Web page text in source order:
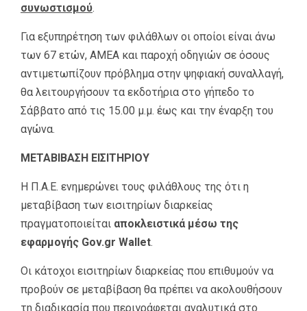
συνωστισμού.
Για εξυπηρέτηση των φιλάθλων οι οποίοι είναι άνω
των 67 ετών, ΑΜΕΑ και παροχή οδηγιών σε όσους
αντιμετωπίζουν πρόβλημα στην ψηφιακή συναλλαγή,
θα λειτουργήσουν τα εκδοτήρια στο γήπεδο το
Σάββατο από τις 15.00 μ.μ. έως και την έναρξη του
αγώνα.
ΜΕΤΑΒΙΒΑΣΗ ΕΙΣΙΤΗΡΙΟΥ
Η Π.Α.Ε. ενημερώνει τους φιλάθλους της ότι η
μεταβίβαση των εισιτηρίων διαρκείας
πραγματοποιείται αποκλειστικά μέσω της
εφαρμογής Gov.gr Wallet.
Οι κάτοχοι εισιτηρίων διαρκείας που επιθυμούν να
προβούν σε μεταβίβαση θα πρέπει να ακολουθήσουν
τη διαδικασία που περιγράφεται αναλυτικά στο